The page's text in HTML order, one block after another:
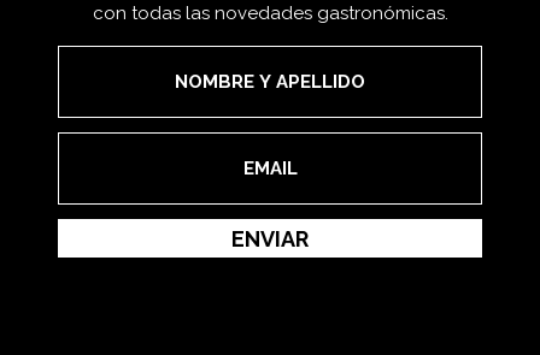
con todas las novedades gastronómicas.
ENVIAR